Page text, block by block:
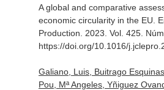
A global and comparative
economic circularity in the EU.
Production . 2023. Vol. 425.
https://doi.org/10.1016/
Galiano, Luis, Buitrago
Pou, Mª Angeles, Yñiguez